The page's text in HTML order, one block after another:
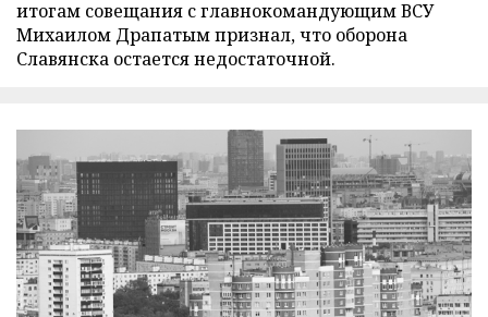
итогам совещания с главнокомандующим ВСУ
Михаилом Драпатым признал, что оборона
Славянска остается недостаточной.